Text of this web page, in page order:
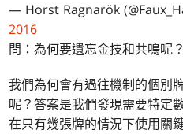
— Horst Ragnarök
2016
問：為何要遺忘金技和共鳴呢？
我們為何會有過往機制的個別
呢？答案是我們發現需要特定
在只有幾張牌的情況下使用關